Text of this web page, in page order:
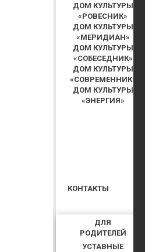
ДОМ КУЛЬТУРЫ
«РОВЕСНИК»
ДОМ КУЛЬТУРЫ
«МЕРИДИАН»
ДОМ КУЛЬТУРЫ
«СОБЕСЕДНИК»
ДОМ КУЛЬТУРЫ
«СОВРЕМЕННИК»
ДОМ КУЛЬТУРЫ
«ЭНЕРГИЯ»
ДЛЯ
РОДИТЕЛЕЙ
УСТАВНЫЕ
КОНТАКТЫ